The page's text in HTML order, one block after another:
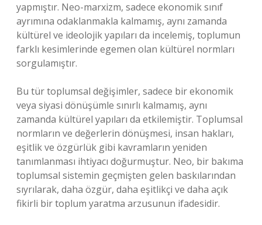
yapmıştır. Neo-marxizm, sadece ekonomik sınıf
ayrımına odaklanmakla kalmamış, aynı zamanda
kültürel ve ideolojik yapıları da incelemiş, toplumun
farklı kesimlerinde egemen olan kültürel normları
sorgulamıştır.
Bu tür toplumsal değişimler, sadece bir ekonomik
veya siyasi dönüşümle sınırlı kalmamış, aynı
zamanda kültürel yapıları da etkilemiştir. Toplumsal
normların ve değerlerin dönüşmesi, insan hakları,
eşitlik ve özgürlük gibi kavramların yeniden
tanımlanması ihtiyacı doğurmuştur. Neo, bir bakıma
toplumsal sistemin geçmişten gelen baskılarından
sıyrılarak, daha özgür, daha eşitlikçi ve daha açık
fikirli bir toplum yaratma arzusunun ifadesidir.